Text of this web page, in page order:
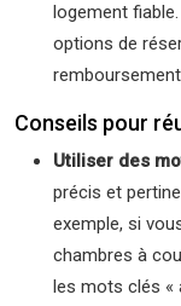
logement
options de
Conseils pour
Utiliser des
précis et
exemple, si
chambres à
les mots clés «